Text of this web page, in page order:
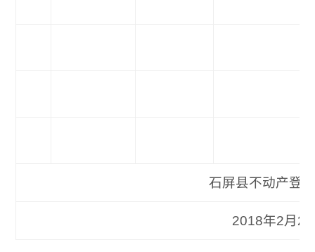
石屏县不动产登记
2018年2月28